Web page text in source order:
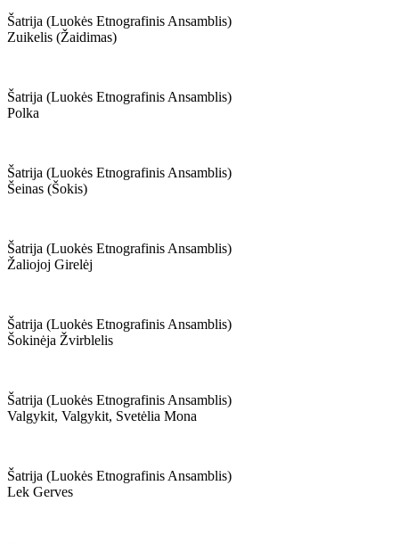
Šatrija (luokės Etnografinis Ansamblis)
Zuikelis (žaidimas)
Šatrija (luokės Etnografinis Ansamblis)
Polka
Šatrija (luokės Etnografinis Ansamblis)
Šeinas (šokis)
Šatrija (luokės Etnografinis Ansamblis)
Žaliojoj Girelėj
Šatrija (luokės Etnografinis Ansamblis)
Šokinėja Žvirblelis
Šatrija (luokės Etnografinis Ansamblis)
Valgykit, Valgykit, Svetėlia Mona
Šatrija (luokės Etnografinis Ansamblis)
Lek Gerves